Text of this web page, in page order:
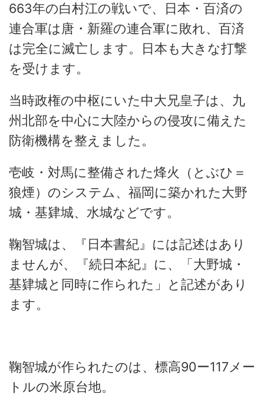
663年の白村江の戦いで、日本・百済の
連合軍は唐・新羅の連合軍に敗れ、百済
は完全に滅亡します。日本も大きな打撃
を受けます。
当時政権の中枢にいた中大兄皇子は、九
州北部を中心に大陸からの侵攻に備えた
防衛機構を整えました。
壱岐・対馬に整備された烽火（とぶひ＝
狼煙）のシステム、福岡に築かれた大野
城・基肄城、水城などです。
鞠智城は、『日本書紀』には記述はあり
ませんが、『続日本紀』に、「大野城・
基肄城と同時に作られた」と記述があり
ます。
鞠智城が作られたのは、標高90ー117メー
トルの米原台地。